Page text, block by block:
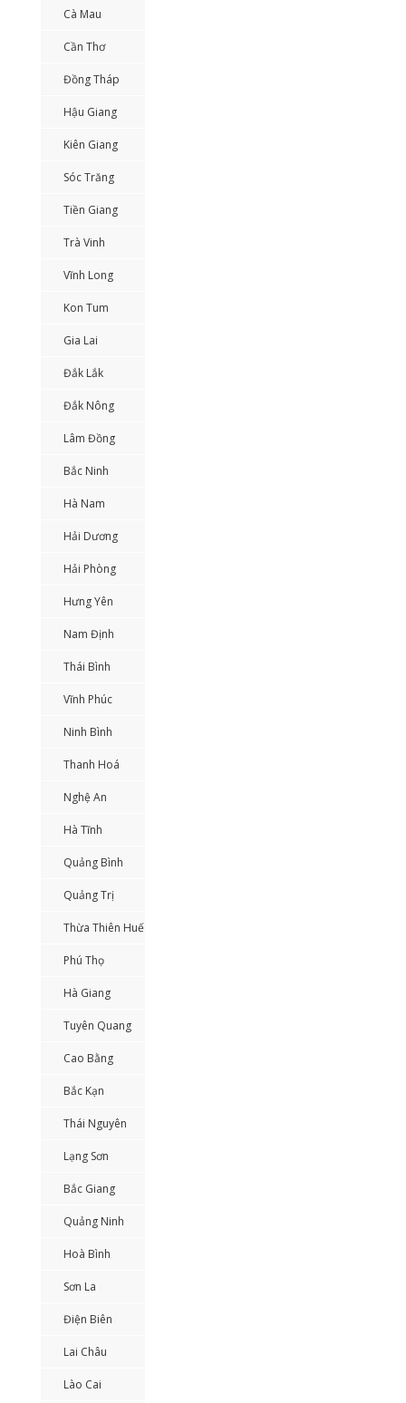
Cà Mau
Cần Thơ
Đồng Tháp
Hậu Giang
Kiên Giang
Sóc Trăng
Tiền Giang
Trà Vinh
Vĩnh Long
Kon Tum
Gia Lai
Đắk Lắk
Đắk Nông
Lâm Đồng
Bắc Ninh
Hà Nam
Hải Dương
Hải Phòng
Hưng Yên
Nam Định
Thái Bình
Vĩnh Phúc
Ninh Bình
Thanh Hoá
Nghệ An
Hà Tĩnh
Quảng Bình
Quảng Trị
Thừa Thiên Huế
Phú Thọ
Hà Giang
Tuyên Quang
Cao Bằng
Bắc Kạn
Thái Nguyên
Lạng Sơn
Bắc Giang
Quảng Ninh
Hoà Bình
Sơn La
Điện Biên
Lai Châu
Lào Cai